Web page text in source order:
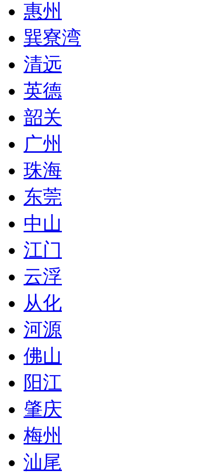
惠州
巽寮湾
清远
英德
韶关
广州
珠海
东莞
中山
江门
云浮
从化
河源
佛山
阳江
肇庆
梅州
汕尾